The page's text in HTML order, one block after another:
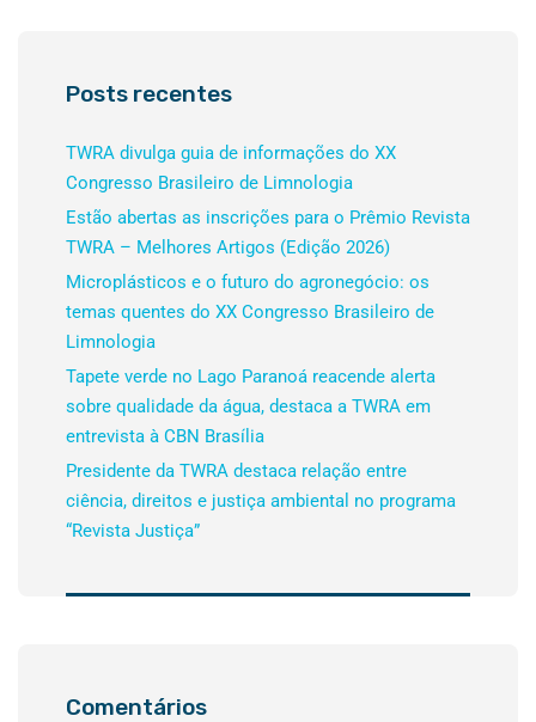
Posts recentes
TWRA divulga guia de informações do XX
Congresso Brasileiro de Limnologia
Estão abertas as inscrições para o Prêmio Revista
TWRA – Melhores Artigos (Edição 2026)
Microplásticos e o futuro do agronegócio: os
temas quentes do XX Congresso Brasileiro de
Limnologia
Tapete verde no Lago Paranoá reacende alerta
sobre qualidade da água, destaca a TWRA em
entrevista à CBN Brasília
Presidente da TWRA destaca relação entre
ciência, direitos e justiça ambiental no programa
“Revista Justiça”
Comentários